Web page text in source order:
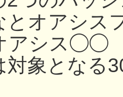
とオアシス
アシス◯◯
象となる